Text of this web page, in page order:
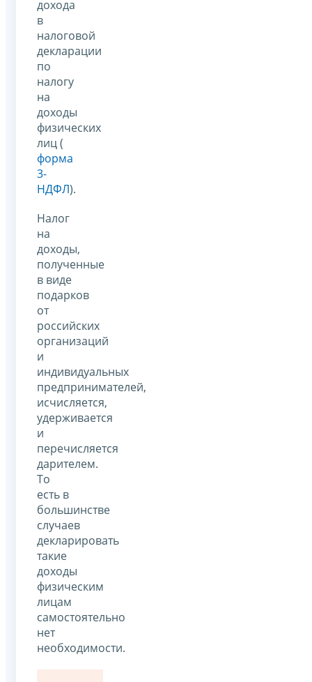
дохода
в
налоговой
декларации
по
налогу
на
доходы
физических
лиц (
форма
3-
НДФЛ).
Налог
на
доходы,
полученные
в виде
подарков
от
российских
организаций
и
индивидуальных
предпринимателей,
исчисляется,
удерживается
и
перечисляется
дарителем.
То
есть в
большинстве
случаев
декларировать
такие
доходы
физическим
лицам
самостоятельно
нет
необходимости.